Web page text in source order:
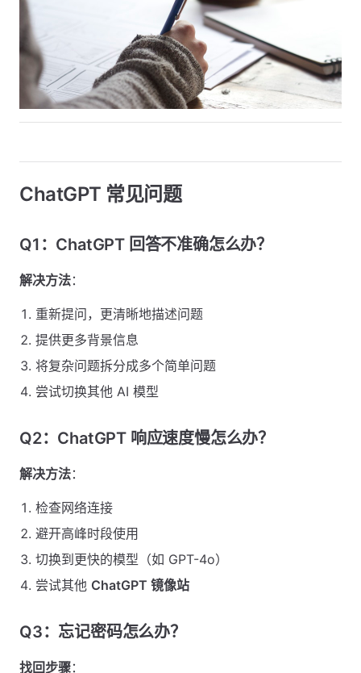
ChatGPT 常见问题
Q1：ChatGPT 回答不准确怎么办？
解决方法：
重新提问，更清晰地描述问题
提供更多背景信息
将复杂问题拆分成多个简单问题
尝试切换其他 AI 模型
Q2：ChatGPT 响应速度慢怎么办？
解决方法：
检查网络连接
避开高峰时段使用
切换到更快的模型（如 GPT-4o）
尝试其他 ChatGPT 镜像站
Q3：忘记密码怎么办？
找回步骤：